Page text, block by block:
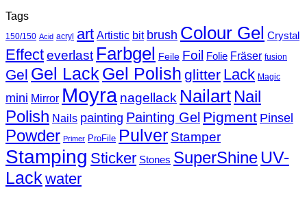
Tags
150/150 Acid acryl art Artistic bit brush Colour Gel Crystal
Effecteverlast Farbgel Feile Foil Folie Fräser fusion
Gel Gel Lack Gel Polish glitter Lack Magic
mini Mirror Moyra nagellack Nailart Nail
Polish Nails painting Painting Gel Pigment Pinsel
Powder Primer ProFile Pulver Stamper
Stamping Sticker Stones SuperShine UV-
Lack water